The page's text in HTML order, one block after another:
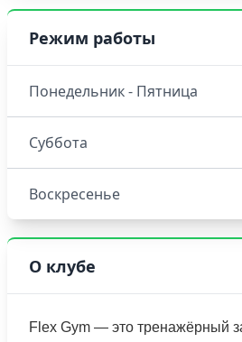
О клубе
Flex Gym — это тренажёрный
Режим работы
Понедельник - Пятница
Суббота
Воскресенье